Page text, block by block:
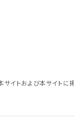
イトおよび本サイト